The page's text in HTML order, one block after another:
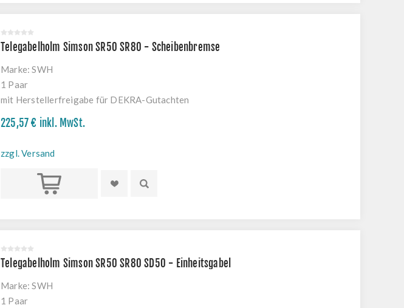
Telegabelholm Simson SR50 SR80 - Scheibenbremse
Marke: SWH
1 Paar
mit Herstellerfreigabe für DEKRA-Gutachten
225,57 € inkl. MwSt.
zzgl. Versand
Kaufen
Telegabelholm Simson SR50 SR80 SD50 - Einheitsgabel
Marke: SWH
1 Paar